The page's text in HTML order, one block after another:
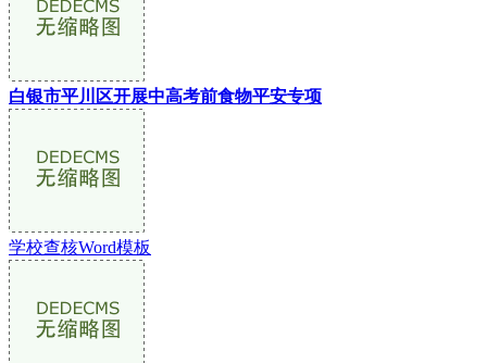
白银市平川区开展中高考前食物平安专项
学校查核Word模板